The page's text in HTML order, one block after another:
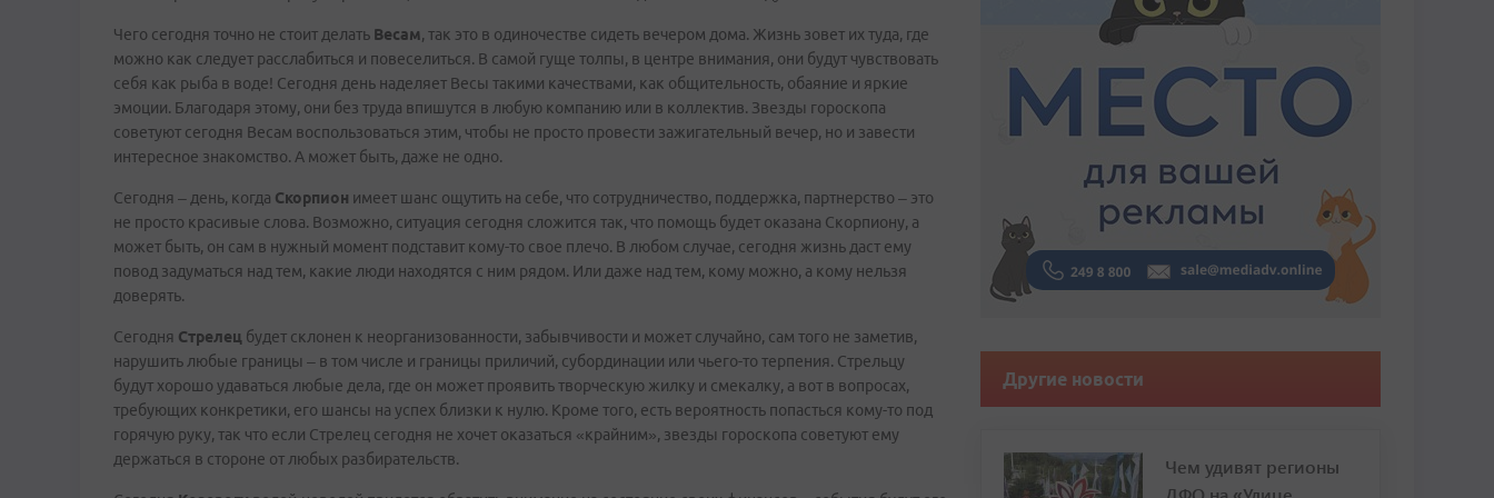
Чего сегодня точно не стоит делать Весам, так это в одиночестве сидеть вечером дома. Жизнь зовет их туда, где
можно как следует расслабиться и повеселиться. В самой гуще толпы, в центре внимания, они будут чувствовать
себя как рыба в воде! Сегодня день наделяет Весы такими качествами, как общительность, обаяние и яркие
эмоции. Благодаря этому, они без труда впишутся в любую компанию или в коллектив. Звезды гороскопа
советуют сегодня Весам воспользоваться этим, чтобы не просто провести зажигательный вечер, но и завести
интересное знакомство. А может быть, даже не одно.
Сегодня – день, когда Скорпион имеет шанс ощутить на себе, что сотрудничество, поддержка, партнерство – это
не просто красивые слова. Возможно, ситуация сегодня сложится так, что помощь будет оказана Скорпиону, а
может быть, он сам в нужный момент подставит кому-то свое плечо. В любом случае, сегодня жизнь даст ему
повод задуматься над тем, какие люди находятся с ним рядом. Или даже над тем, кому можно, а кому нельзя
доверять.
Сегодня Стрелец будет склонен к неорганизованности, забывчивости и может случайно, сам того не заметив,
нарушить любые границы – в том числе и границы приличий, субординации или чьего-то терпения. Стрельцу
будут хорошо удаваться любые дела, где он может проявить творческую жилку и смекалку, а вот в вопросах,
требующих конкретики, его шансы на успех близки к нулю. Кроме того, есть вероятность попасться кому-то под
горячую руку, так что если Стрелец сегодня не хочет оказаться «крайним», звезды гороскопа советуют ему
держаться в стороне от любых разбирательств.
Другие новости
Чем удивят регионы